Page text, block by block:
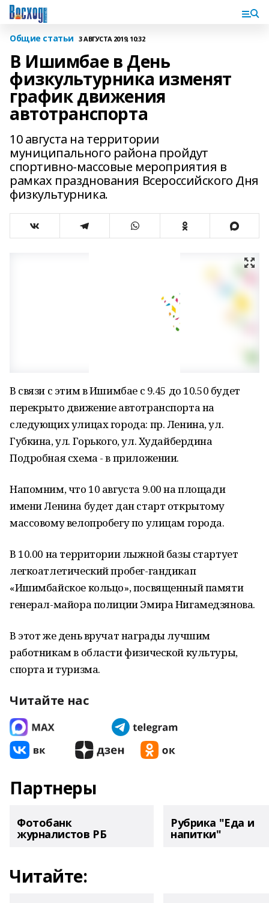
Общие статьи 3 АВГУСТА 2019, 10:32
В Ишимбае в День
физкультурника изменят
график движения
автотранспорта
10 августа на территории
муниципального района пройдут
спортивно-массовые мероприятия в
рамках празднования Всероссийского Дня
физкультурника.
В связи с этим в Ишимбае с 9.45 до 10.50 будет
перекрыто движение автотранспорта на
следующих улицах города: пр. Ленина, ул.
Губкина, ул. Горького, ул. Худайбердина
Подробная схема - в приложении.
Напомним, что 10 августа 9.00 на площади
имени Ленина будет дан старт открытому
массовому велопробегу по улицам города.
В 10.00 на территории лыжной базы стартует
легкоатлетический пробег-гандикап
«Ишимбайское кольцо», посвященный памяти
генерал-майора полиции Эмира Нигамедзянова.
В этот же день вручат награды лучшим
работникам в области физической культуры,
спорта и туризма.
Читайте нас
Партнеры
Фотобанк
журналистов РБ
Рубрика "Еда и
напитки"
Читайте: